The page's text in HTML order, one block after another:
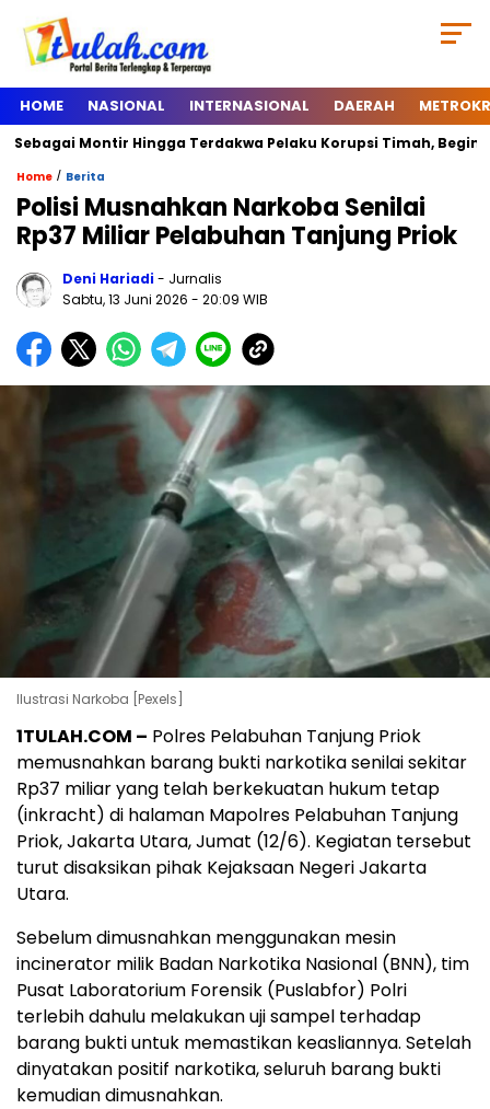
HOME NASIONAL INTERNASIONAL DAERAH
Montir Hingga Terdakwa Pelaku Korupsi Timah, Begini
Home / Berita
Polisi Musnahkan Narkoba Senilai
Rp37 Miliar Pelabuhan Tanjung Priok
Deni Hariadi- Jurnalis
Sabtu, 13 Juni 2026 - 20:09 WIB
Ilustrasi Narkoba [Pexels]
1TULAH.COM – Polres Pelabuhan Tanjung Priok
memusnahkan barang bukti narkotika senilai sekitar
Rp37 miliar yang telah berkekuatan hukum tetap
(inkracht) di halaman Mapolres Pelabuhan Tanjung
Priok, Jakarta Utara, Jumat (12/6). Kegiatan tersebut
turut disaksikan pihak Kejaksaan Negeri Jakarta
Utara.
Sebelum dimusnahkan menggunakan mesin
incinerator milik Badan Narkotika Nasional (BNN), tim
Pusat Laboratorium Forensik (Puslabfor) Polri
terlebih dahulu melakukan uji sampel terhadap
barang bukti untuk memastikan keasliannya. Setelah
dinyatakan positif narkotika, seluruh barang bukti
kemudian dimusnahkan.